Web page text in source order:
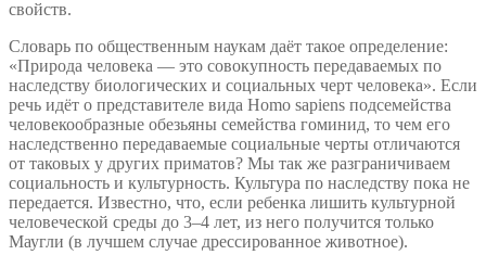
свойств.
Словарь по общественным наукам даёт такое определение:
«Природа человека — это совокупность передаваемых по
наследству биологических и социальных черт человека». Если
речь идёт о представителе вида Homo sapiens подсемейства
человекообразные обезьяны семейства гоминид, то чем его
наследственно передаваемые социальные черты отличаются
от таковых у других приматов? Мы так же разграничиваем
социальность и культурность. Культура по наследству пока не
передается. Известно, что, если ребенка лишить культурной
человеческой среды до 3–4 лет, из него получится только
Маугли (в лучшем случае дрессированное животное).